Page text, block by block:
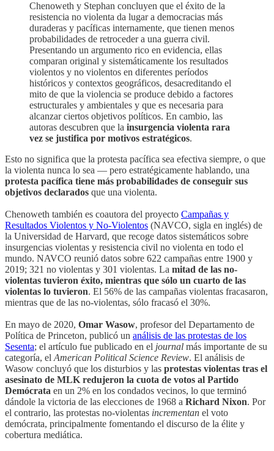
Chenoweth y Stephan concluyen que el éxito de la
resistencia no violenta da lugar a democracias más
duraderas y pacíficas internamente, que tienen menos
probabilidades de retroceder a una guerra civil.
Presentando un argumento rico en evidencia, ellas
comparan original y sistemáticamente los resultados
violentos y no violentos en diferentes períodos
históricos y contextos geográficos, desacreditando el
mito de que la violencia se produce debido a factores
estructurales y ambientales y que es necesaria para
alcanzar ciertos objetivos políticos. En cambio, las
autoras descubren que la insurgencia violenta rara
vez se justifica por motivos estratégicos.
Esto no significa que la protesta pacífica sea efectiva siempre, o que
la violenta nunca lo sea — pero estratégicamente hablando, una
protesta pacífica tiene más probabilidades de conseguir sus
objetivos declarados que una violenta.
Chenoweth también es coautora del proyecto Campañas y
Resultados Violentos y No-Violentos (NAVCO, sigla en inglés) de
la Universidad de Harvard, que recoge datos sistemáticos sobre
insurgencias violentas y resistencia civil no violenta en todo el
mundo. NAVCO reunió datos sobre 622 campañas entre 1900 y
2019; 321 no violentas y 301 violentas. La mitad de las no-
violentas tuvieron éxito, mientras que sólo un cuarto de las
violentas lo tuvieron. El 56% de las campañas violentas fracasaron,
mientras que de las no-violentas, sólo fracasó el 30%.
En mayo de 2020, Omar Wasow, profesor del Departamento de
Política de Princeton, publicó un análisis de las protestas de los
Sesenta; el artículo fue publicado en el journal más importante de su
categoría, el American Political Science Review. El análisis de
Wasow concluyó que los disturbios y las protestas violentas tras el
asesinato de MLK redujeron la cuota de votos al Partido
Demócrata en un 2% en los condados vecinos, lo que terminó
dándole la victoria de las elecciones de 1968 a Richard Nixon. Por
el contrario, las protestas no-violentas incrementan el voto
demócrata, principalmente fomentando el discurso de la élite y
cobertura mediática.